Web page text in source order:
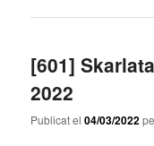
[601]
2022
Publicat el04/03/2022